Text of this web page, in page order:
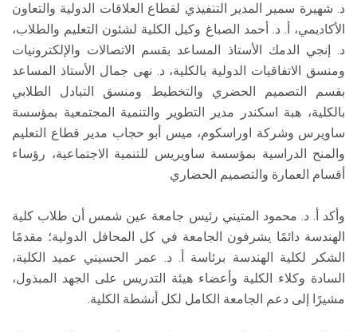
د. شهيرة سمير المدير التنفيذي لقطاع العلاقات الدولية والتعاون
الأكاديمي، أ. د. أحمد الصباغ وكيل الكلية لشئون التعليم والطلاب،
د. إنجي الدمك الأستاذ المساعد بقسم الاتصالات والإلكترونيات
ومنسق الاتفاقيات الدولية بالكلية، د. نهى جمال الأستاذ المساعد
بقسم التصميم الحضري والتخطيط ومنسق التبادل الطلابي
بالكلية، هبة اسكندر مدير التطوير والتنمية المجتمعية بمؤسسة
ساويرس وشركة اوراسكوم، ميس أبو حجاب مدير قطاع التعليم
والمنح الدراسية بمؤسسة ساويريس للتنمية الاجتماعية، رؤساء
أقسام العمارة والتصميم الحضاري
وأكد أ. د. محمود المتيني رئيس جامعة عين شمس أن طلاب كلية
الهندسة دائمًا يشرفون الجامعة في كل المحافل الدولية؛ مقدمًا
الشكر لكلية الهندسة برئاسة أ. د. عمر الحسيني عميد الكلية،
السادة وكلاء الكلية وأعضاء هيئة التدريس على الجهد المبذول،
مشيرًا إلى دعم الجامعة الكامل لكل أنشطة الكلية.